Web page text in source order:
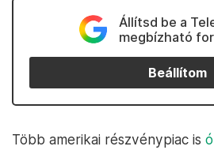
Állítsd be a
megbízható
Beállítom
Több amerikai részvénypiac is